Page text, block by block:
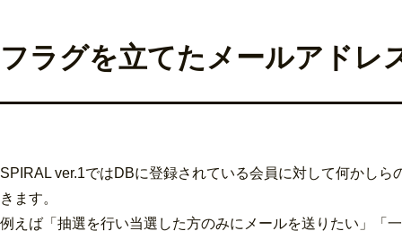
フラグを立てたメールアドレ
SPIRAL ver.1ではDBに登録されている会員に対して何かし
きます。
例えば「抽選を行い当選した方のみにメールを送りたい」「